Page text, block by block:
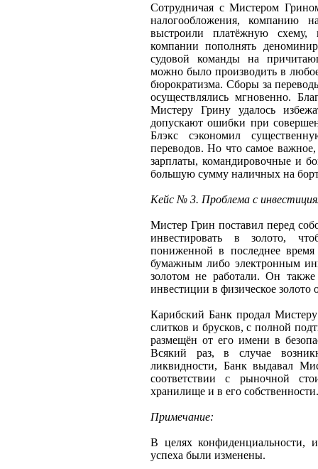
Сотрудничая с Мистером
налогообложения, компанию
выстроили платёжную
компании пополнять
судовой команды на
можно было производить в
бюрократизма. Сборы за
осуществлялись мгновенно.
Мистеру Грину удалось
допускают ошибки при
Блэкс сэкономил
переводов. Но что самое
зарплаты, командировочные и
большую сумму наличных на
Кейс № 3. Проблема с
Мистер Грин поставил перед
инвестировать в золото,
пониженной в последнее
бумажным либо электронным
золотом не работали. Он
инвестиции в физическое золото
Карибский Банк продал
слитков и брусков, с полной
размещён от его имени в
Всякий раз, в случае
ликвидности, Банк выдавал
соответствии с рыночной
хранилище и в его собственности.
Примечание:
В целях конфиденциальности,
успеха были изменены.